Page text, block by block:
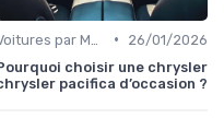
•
26/01/2026
choisir une chrysler
pacifica d’occasion ?